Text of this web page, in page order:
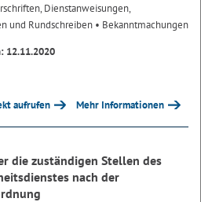
Dienstanweisungen,
und Rundschreiben • Bekanntmachungen
12.11.2020
aufrufen Mehr Informationen
die zuständigen Stellen des
nach der